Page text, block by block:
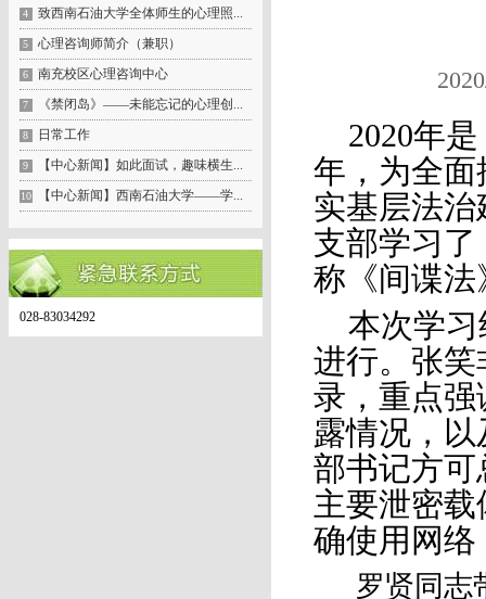
2020年
年，为全
实基层法
支部学习
称《间谍
本次学
进行。张
录，重点
露情况，
部书记方
主要泄密
确使用网
罗贤同志
4 致西南石油大学全体师生的心理照...
5 心理咨询师简介（兼职）
6 南充校区心理咨询中心
7 《禁闭岛》——未能忘记的心理创...
8 日常工作
9 【中心新闻】如此面试，趣味横生...
10 【中心新闻】西南石油大学——学...
028-83034292